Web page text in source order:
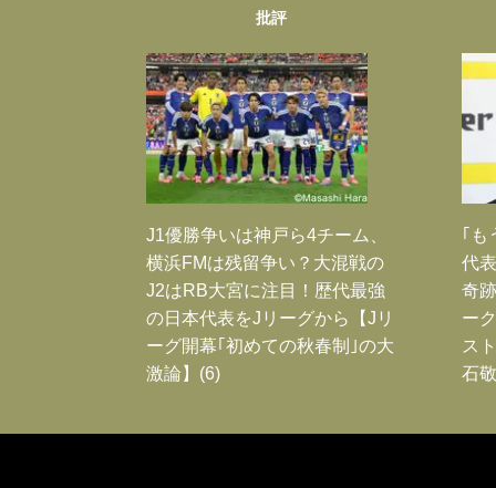
批評
J1優勝争いは神戸ら4チーム、
横浜FMは残留争い？大混戦の
J2はRB大宮に注目！歴代最強
の日本代表をJリーグから【Jリ
ーグ開幕｢初めての秋春制｣の大
激論】(6)
｢も
代
奇
ー
ス
石